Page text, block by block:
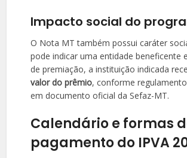
Impacto social do
O Nota MT também possui caráter
pode indicar uma entidade beneficente
de premiação, a instituição indicada
valor do prêmio, conforme
em documento oficial da Sefaz-MT.
Calendário e formas
pagamento do IPVA